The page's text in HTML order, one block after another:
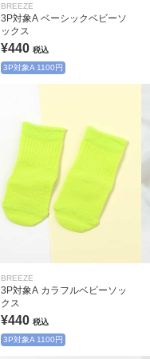
BREEZE
3P対象A ベーシックベビーソ
ックス
¥440 税込
3P対象A 1100円
BREEZE
3P対象A カラフルベビーソッ
クス
¥440 税込
3P対象A 1100円